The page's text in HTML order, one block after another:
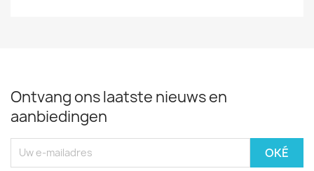
Ontvang ons laatste nieuws en
aanbiedingen